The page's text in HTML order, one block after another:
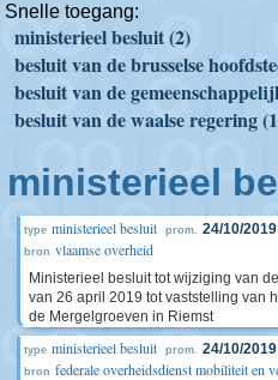
Snelle toegang:
ministerieel besluit (2)
besluit van de brusselse
besluit van de
besluit van de waalse regering
ministerieel
type ministerieel besluit prom. 24/10/2019
bron vlaamse overheid
Ministerieel besluit tot wijziging van
van 26 april 2019 tot vaststelling van
de Mergelgroeven in Riemst
type ministerieel besluit prom. 24/10/2019
bron federale overheidsdienst mobiliteit en